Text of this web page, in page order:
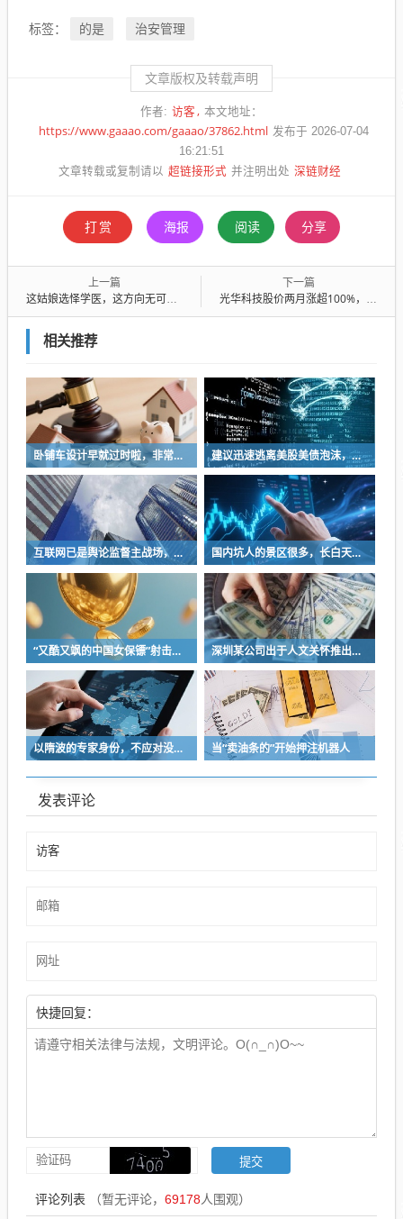
标签： 的是 治安管理
文章版权及转载声明
作者: 访客 本文地址：
https://www.gaaao.com/gaaao/37862.html 发布于 2026-07-04
16:21:51
文章转载或复制请以 超链接形式 并注明出处 深链财经
打赏 海报 阅读 分享
上一篇
这姑娘选怿学医，这方向无可指责，但她选清华医学选错学校了
下一篇
光华科技股价两月涨超100%，董秘曾私下透露固态电池材料产能被警示
相关推荐
卧铺车设计早就过时啦，非常不具备人性化 建议迅速逃离美股美债泡沫，AI正加速而非延缓其泡沫破裂
互联网已是舆论监督主战场，让我们用这五点珍惜它 国内坑人的景区很多，长白天池只是其中被坑印象最深的那一个
“又酷又飒的中国女保镖”射击夺冠 深圳某公司出于人文关怀推出内部托管，结果无孩单身员工举报了，核心理由有两个
以隋波的专家身份，不应对没统一标准的口味指手画脚，依仗专家身份欺负一线厨师 当“卖油条的”开始押注机器人
发表评论
快捷回复：
评论列表 （暂无评论， 69178人围观）